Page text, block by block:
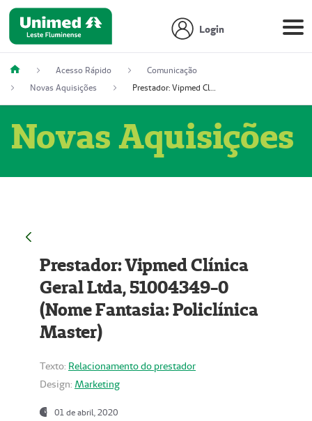
Login
Acesso Rápido
Comunicação
Novas Aquisições
Prestador: Vipmed Clínica Geral Ltda, 51004349-0 (Nome Fantasia: Policlínica Master)
Novas Aquisições
Prestador: Vipmed Clínica
Geral Ltda, 51004349-0
(Nome Fantasia: Policlínica
Master)
Texto: Relacionamento do prestador
Design: Marketing
01 de abril, 2020